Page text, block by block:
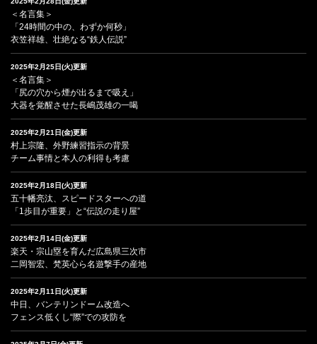
＜名言集＞
「24時間の中の、わずか何秒」
衣笠祥雄、壮絶なる“鉄人伝説”
2025年2月25日(火)更新
＜名言集＞
「尻の穴から煙が出るまで吸え」
大器を覚醒させた長嶋茂雄の一喝
2025年2月21日(金)更新
村上宗隆、外野練習指示の背景
チーム事情と本人の利得も考慮
2025年2月18日(火)更新
五十幡亮汰、スピードスターへの道
「1歩目が重要」と“伝説の走り屋”
2025年2月14日(金)更新
楽天・宗山塁を育んだ広島県三次市
二岡智宏、梵英心ら名遊撃手の産地
2025年2月11日(火)更新
中日、バンテリンドーム改造へ
フェンス低くし“際”での攻防を